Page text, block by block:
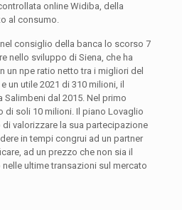
online Widiba, della
al consumo.
consiglio della banca lo scorso 7
nello sviluppo di Siena, che ha
un npe ratio netto tra i migliori del
un utile 2021 di 310 milioni, il
dal 2015. Nel primo
di soli 10 milioni. Il piano Lovaglio
di valorizzare la sua partecipazione
in tempi congrui ad un partner
ad un prezzo che non sia il
ultime transazioni sul mercato